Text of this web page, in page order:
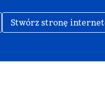
Otwiera treści w nowej
Stwórz stronę